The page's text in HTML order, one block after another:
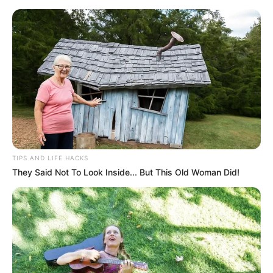
Helmstedt - Zonengrenz-Museum
Helmstedt Veranstaltungen Hotels
«zurück Helmstedt
TIPS AND LIFE HACKS
They Said Not To Look Inside... But This Old Woman Did!